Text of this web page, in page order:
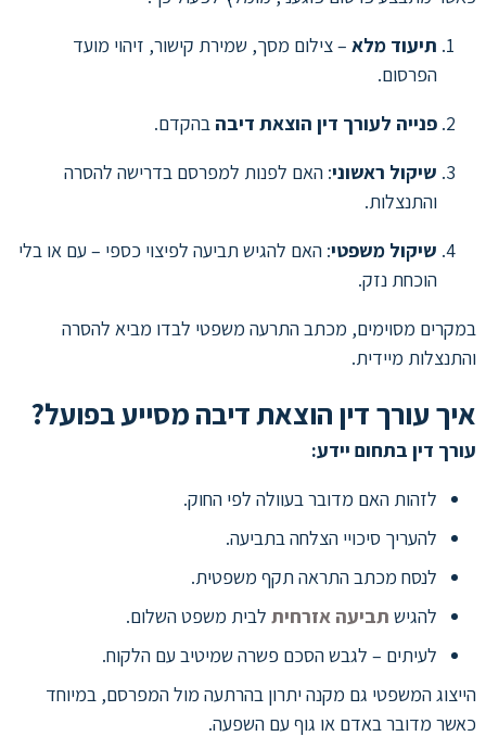
תיעוד מלא– צילום מסך, שמירת קישור, זיהוי מועד
הפרסום.
פנייה לעורך דין הוצאת דיבה בהקדם.
שיקול ראשוני: האם לפנות למפרסם בדרישה להסרה
והתנצלות.
שיקול משפטי: האם להגיש תביעה לפיצוי כספי – עם או בלי
הוכחת נזק.
במקרים מסוימים, מכתב התרעה משפטי לבדו מביא להסרה
והתנצלות מיידית.
איך עורך דין הוצאת דיבה מסייע בפועל?
עורך דין בתחום יידע:
לזהות האם מדובר בעוולה לפי החוק.
להעריך סיכויי הצלחה בתביעה.
לנסח מכתב התראה תקף משפטית.
להגיש תביעה אזרחיתלבית משפט השלום.
לעיתים – לגבש הסכם פשרה שמיטיב עם הלקוח.
הייצוג המשפטי גם מקנה יתרון בהרתעה מול המפרסם, במיוחד
כאשר מדובר באדם או גוף עם השפעה.